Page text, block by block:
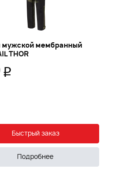
мужской мембранный
THOR
q
Быстрый заказ
Подробнее